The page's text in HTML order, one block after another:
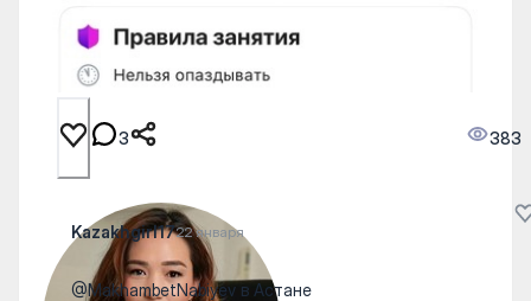
3 383
Kazakhgirl1722 января
@MakhambetNabiyev в Астане